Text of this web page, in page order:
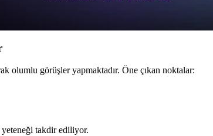
olumlu görüşler yapmaktadır. Öne çıkan noktalar:
takdir ediliyor.